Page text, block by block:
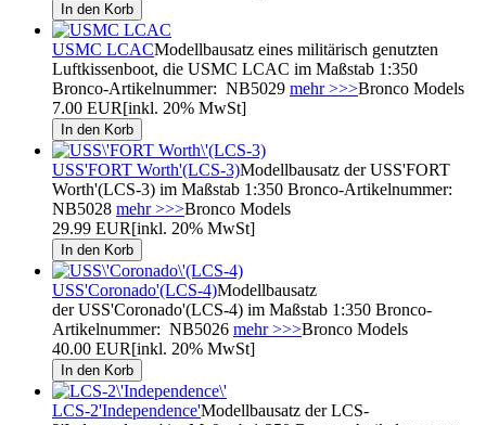
USMC LCACModellbausatz eines militärisch genutzten
Luftkissenboot, die USMC LCAC im Maßstab 1:350
Bronco-Artikelnummer: NB5029 mehr >>>Bronco Models
7.00 EUR[inkl. 20% MwSt]
USS'FORT Worth'(LCS-3)Modellbausatz der USS'FORT
Worth'(LCS-3) im Maßstab 1:350 Bronco-Artikelnummer:
NB5028 mehr >>>Bronco Models
29.99 EUR[inkl. 20% MwSt]
USS'Coronado'(LCS-4)Modellbausatz
der USS'Coronado'(LCS-4) im Maßstab 1:350 Bronco-
Artikelnummer: NB5026 mehr >>>Bronco Models
40.00 EUR[inkl. 20% MwSt]
LCS-2'Independence'Modellbausatz der LCS-